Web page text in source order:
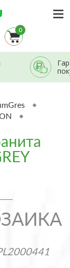
0